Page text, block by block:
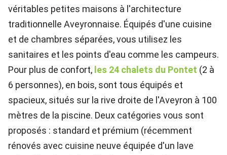
véritables petites maisons à l'architecture
traditionnelle Aveyronnaise. Équipés d'une cuisine
et de chambres séparées, vous utilisez les
sanitaires et les points d'eau comme les campeurs.
Pour plus de confort, les 24 chalets du Pontet (2 à
6 personnes), en bois, sont tous équipés et
spacieux, situés sur la rive droite de l'Aveyron à 100
mètres de la piscine. Deux catégories vous sont
proposés : standard et prémium (récemment
rénovés avec cuisine neuve équipée d'un lave